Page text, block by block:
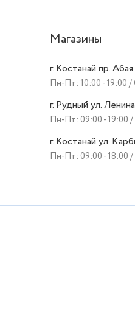
Магазины
г. Костанай пр. Абая
Пн-Пт: 10:00 - 19:00 /
г. Рудный ул.
Пн-Пт: 09:00 - 19:00 /
г. Костанай ул.
Пн-Пт: 09:00 - 18:00